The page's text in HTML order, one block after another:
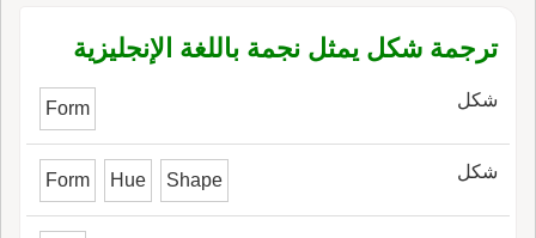
ترجمة شكل يمثل نجمة باللغة الإنجليزية
شكل Form
شكل Form Hue Shape